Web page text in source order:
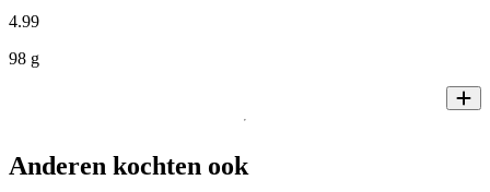
4.99
98 g
Anderen kochten ook